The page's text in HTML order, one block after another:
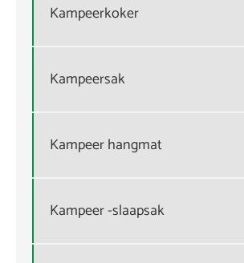
Kampeerkoker
Kampeersak
Kampeer hangmat
Kampeer -slaapsak